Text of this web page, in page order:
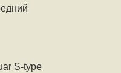
S-type